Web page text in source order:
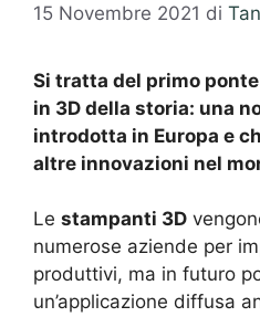
15 Novembre 2021 di
Si tratta del primo
in 3D della storia: una
introdotta in Europa e
altre innovazioni nel
Le stampanti 3D
numerose aziende per
produttivi, ma in futuro
un’applicazione diffusa